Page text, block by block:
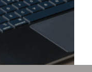
3 portes Arco
finitions disponibles